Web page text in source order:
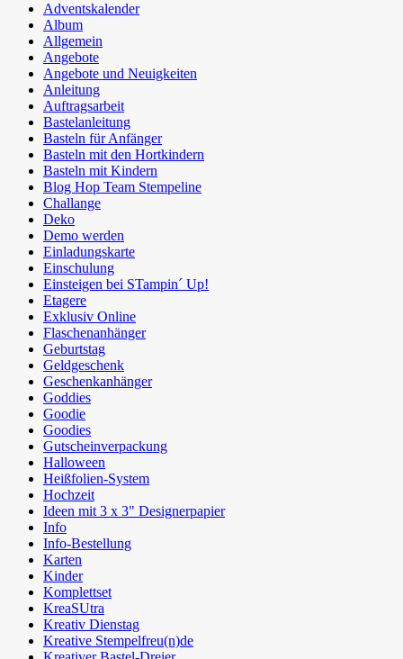
Adventskalender
Album
Allgemein
Angebote
Angebote und Neuigkeiten
Anleitung
Auftragsarbeit
Bastelanleitung
Basteln für Anfänger
Basteln mit den Hortkindern
Basteln mit Kindern
Blog Hop Team Stempeline
Challange
Deko
Demo werden
Einladungskarte
Einschulung
Einsteigen bei STampin´ Up!
Etagere
Exklusiv Online
Flaschenanhänger
Geburtstag
Geldgeschenk
Geschenkanhänger
Goddies
Goodie
Goodies
Gutscheinverpackung
Halloween
Heißfolien-System
Hochzeit
Ideen mit 3 x 3" Designerpapier
Info
Info-Bestellung
Karten
Kinder
Komplettset
KreaSUtra
Kreativ Dienstag
Kreative Stempelfreu(n)de